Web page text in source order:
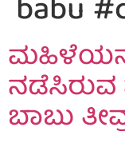
babu
ನಡೆಸಿರುವ
ಬಾಬು